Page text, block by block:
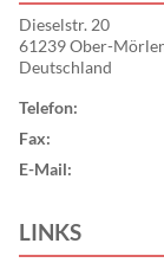
Dieselstr. 20
61239 Ober-
Deutschland
Telefon:
Fax:
E-Mail:
LINKS